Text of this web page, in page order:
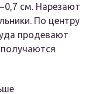
см. Нарезают
По центру
продевают
получаются